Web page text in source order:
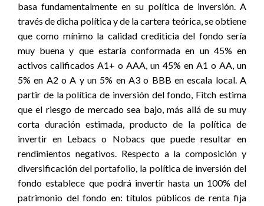
basa fundamentalmente en su política de inversión. A
través de dicha política y de la cartera teórica, se obtiene
que como mínimo la calidad crediticia del fondo sería
muy buena y que estaría conformada en un 45% en
activos calificados A1+ o AAA, un 45% en A1 o AA, un
5% en A2 o A y un 5% en A3 o BBB en escala local. A
partir de la política de inversión del fondo, Fitch estima
que el riesgo de mercado sea bajo, más allá de su muy
corta duración estimada, producto de la política de
invertir en Lebacs o Nobacs que puede resultar en
rendimientos negativos. Respecto a la composición y
diversificación del portafolio, la política de inversión del
fondo establece que podrá invertir hasta un 100% del
patrimonio del fondo en: títulos públicos de renta fija